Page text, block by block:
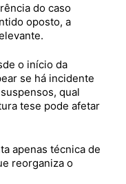
do caso
oposto, a
o início da
se há incidente
qual
tese pode afetar
apenas técnica de
reorganiza o